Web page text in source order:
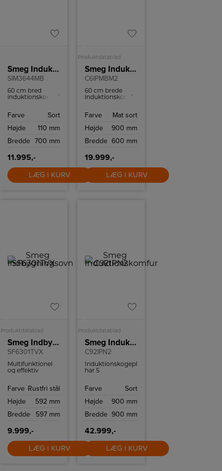
Smeg Induktionskogeplade SIM3644MP
SIM3644MB
60 cm bred
induktionskogeplade
og en keramisk
med lige kanter.
Farve
Sort
Højde
110 mm
Bredde 700 mm
11.995,-
LÆG I KURV
Produktdatablad
Smeg Induktionskomfur
C6IPMBM2
60 cm brede
induktionskomfur
sort, er designet
udseende og
dit køkken. De
betjeningsknapper
og det klare
touch-display
gør brugen nem.
Farve
Mat sort
Højde
900 mm
Bredde 600 mm
19.999,-
LÆG I KURV
Produktdatablad
Smeg Indbygningsovn
SF6301TVX
Multifunktionel
og effektiv
70 liter og
teknologi.
Farve Rustfri stål
Højde
592 mm
Bredde
597 mm
9.999,-
LÆG I KURV
Produktdatablad
Smeg Induktionskomfur
C92IPN2
Induktionskogepladen
har 5
med en
som øger
hurtigere
Farve
Sort
Højde
900 mm
Bredde 900 mm
42.999,-
LÆG I KURV